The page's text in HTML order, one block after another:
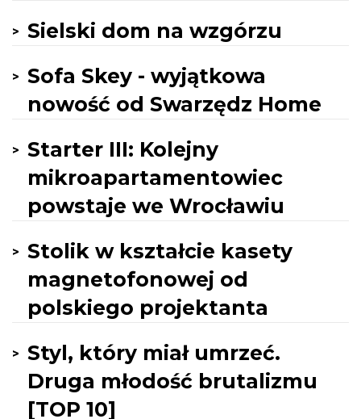
Sielski dom na wzgórzu
Sofa Skey - wyjątkowa
nowość od Swarzędz Home
Starter III: Kolejny
mikroapartamentowiec
powstaje we Wrocławiu
Stolik w kształcie kasety
magnetofonowej od
polskiego projektanta
Styl, który miał umrzeć.
Druga młodość brutalizmu
[TOP 10]